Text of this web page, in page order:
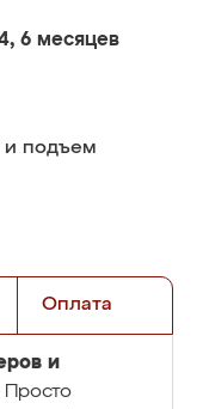
6 месяцев
и подъем
Оплата
и